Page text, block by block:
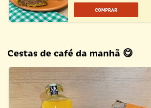
Cestas de café da manhã 😋